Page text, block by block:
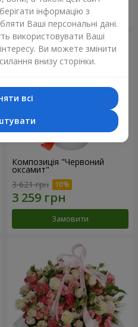
Замовити
Композиція "Червоний
оксамит"
3 621 грн
Замовити
інформацію з
Ваші персональні дані.
використовувати Ваші
Ви можете змінити
внизу сторінки.
всі